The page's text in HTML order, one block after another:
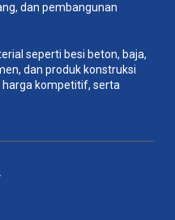
dan pembangunan
seperti besi beton, baja,
dan produk konstruksi
harga kompetitif, serta